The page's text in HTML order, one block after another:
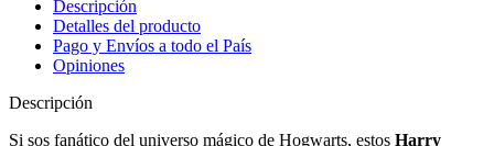
Descripción
Detalles del producto
Pago y Envíos a todo el País
Opiniones
Descripción
Si sos fanático del universo mágico de Hogwarts, estos Harry